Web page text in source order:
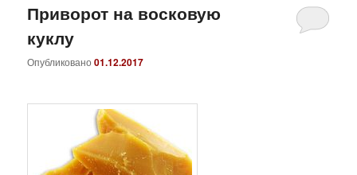
Приворот на восковую
куклу
Опубликовано01.12.2017